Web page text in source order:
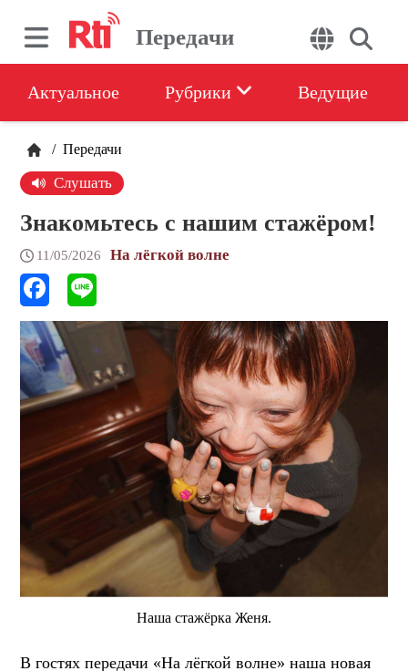
Передачи
Актуальное Рубрики Ведущие
/ Передачи
Слушать
Знакомьтесь с нашим стажёром!
11/05/2026 На лёгкой волне
Наша стажёрка Женя.
В гостях передачи «На лёгкой волне» наша новая